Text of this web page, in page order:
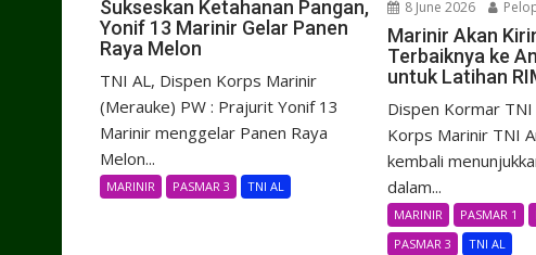
Sukseskan Ketahanan Pangan,
Yonif 13 Marinir Gelar Panen
Raya Melon
TNI AL, Dispen Korps Marinir
(Merauke) PW : Prajurit Yonif 13
Marinir menggelar Panen Raya
Melon...
MARINIR PASMAR 3 TNI AL
8 June 2026
Marinir Akan
Terbaiknya ke
untuk Latihan
Dispen Kormar TNI
Korps Marinir TNI
kembali
dalam...
MARINIR PASMAR 1
PASMAR 3
TNI AL